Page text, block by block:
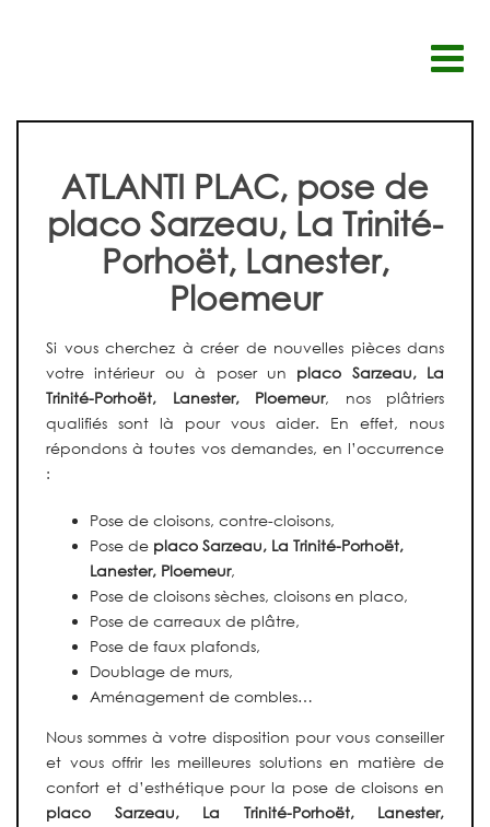
ATLANTI PLAC, pose de
placo Sarzeau, La Trinité-
Porhoët, Lanester,
Ploemeur
Si vous cherchez à créer de nouvelles pièces dans
votre intérieur ou à poser un placo Sarzeau, La
Trinité-Porhoët, Lanester, Ploemeur, nos plâtriers
qualifiés sont là pour vous aider. En effet, nous
répondons à toutes vos demandes, en l’occurrence
:
Pose de cloisons, contre-cloisons,
Pose de placo Sarzeau, La Trinité-Porhoët,
Lanester, Ploemeur,
Pose de cloisons sèches, cloisons en placo,
Pose de carreaux de plâtre,
Pose de faux plafonds,
Doublage de murs,
Aménagement de combles…
Nous sommes à votre disposition pour vous conseiller
et vous offrir les meilleures solutions en matière de
confort et d’esthétique pour la pose de cloisons en
placo Sarzeau, La Trinité-Porhoët, Lanester,